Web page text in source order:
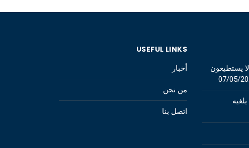
يستطيعون
07/05/
USEFUL LINKS
أخبار
من نحن
اتصل بنا